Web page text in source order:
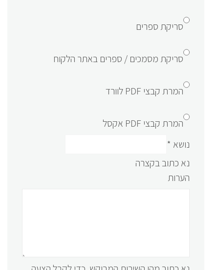
סריקת ספרים
סריקת מסמכים / ספרים באתר הלקוח
המרת קבצי PDF לוורד
המרת קבצי PDF אקסל
נושא *
נא כתוב בקצרה
הערות